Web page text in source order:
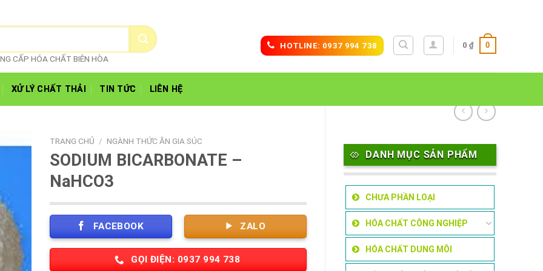
CẤP HÓA CHẤT BIÊN HÒA
HOTLINE: 0937 994 738 0 ₫ 0
XỬ LÝ CHẤT THẢI TIN TỨC LIÊN HỆ
DANH MỤC SẢN PHẨM
CHƯA PHẦN LOẠI
HÓA CHẤT CÔNG NGHIỆP
HÓA CHẤT DUNG MÔI
TRANG CHỦ / NGÀNH THỨC ĂN GIA SÚC
SODIUM BICARBONATE –
NaHCO3
FACEBOOK ZALO
GỌI ĐIỆN: 0937 994 738